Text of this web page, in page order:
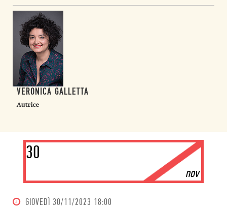
VERONICA GALLETTA
Autrice
30
nov
GIOVEDÌ 30/11/2023 18:00